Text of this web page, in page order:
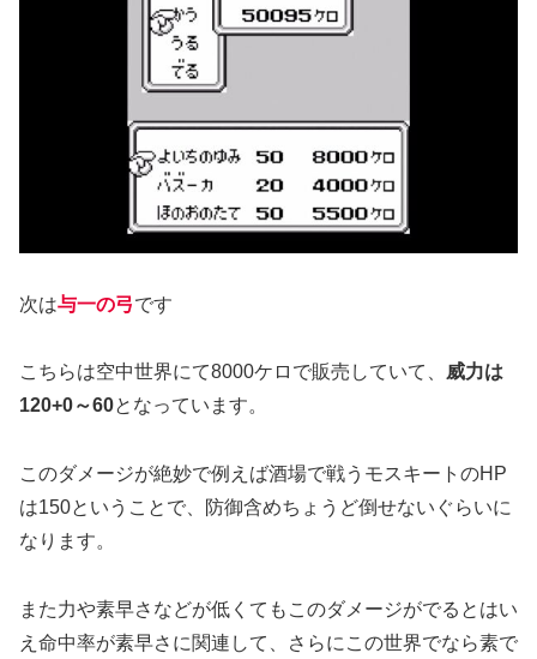
次は与一の弓です
こちらは空中世界にて8000ケロで販売していて、 威力は
120+0～60となっています。
このダメージが絶妙で例えば酒場で戦うモスキートのHP
は150ということで、防御含めちょうど倒せないぐらいに
なります。
また力や素早さなどが低くてもこのダメージがでるとはい
え命中率が素早さに関連して、さらにこの世界でなら素で